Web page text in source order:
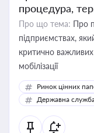
процедура,
Про що тема: Про
підприємствах,
критично
мобілізації
Ринок цінних
Державна